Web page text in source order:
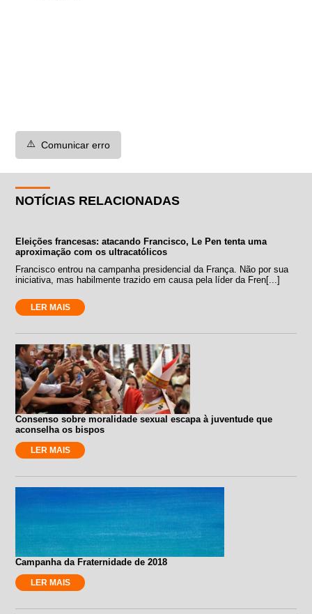
⚠️ Comunicar erro
NOTÍCIAS RELACIONADAS
Eleições francesas: atacando Francisco, Le Pen tenta uma
aproximação com os ultracatólicos
Francisco entrou na campanha presidencial da França. Não por sua
iniciativa, mas habilmente trazido em causa pela líder da Fren[...]
LER MAIS
Consenso sobre moralidade sexual escapa à juventude que
aconselha os bispos
LER MAIS
Campanha da Fraternidade de 2018
LER MAIS